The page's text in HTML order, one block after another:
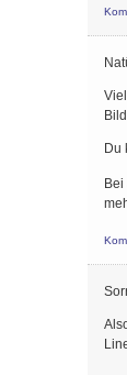
Du